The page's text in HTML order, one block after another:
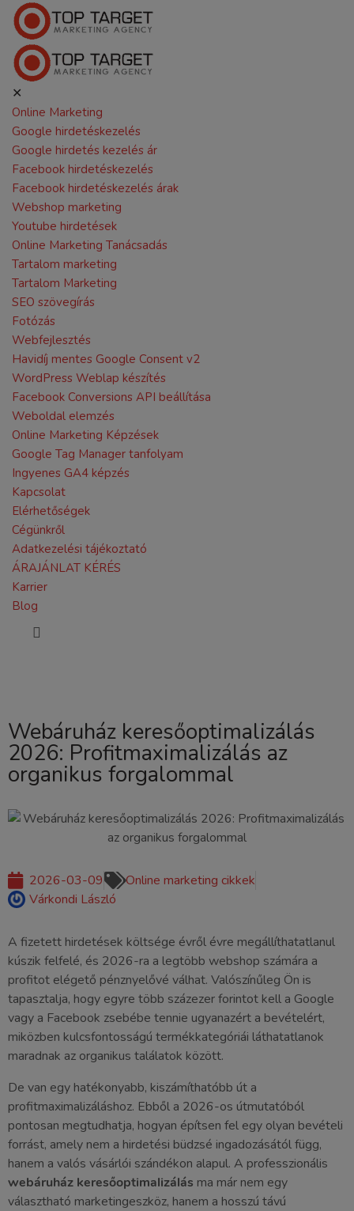
✕
Online Marketing
Google hirdetéskezelés
Google hirdetés kezelés ár
Facebook hirdetéskezelés
Facebook hirdetéskezelés árak
Webshop marketing
Youtube hirdetések
Online Marketing Tanácsadás
Tartalom marketing
Tartalom Marketing
SEO szövegírás
Fotózás
Webfejlesztés
Havidíj mentes Google Consent v2
WordPress Weblap készítés
Facebook Conversions API beállítása
Weboldal elemzés
Online Marketing Képzések
Google Tag Manager tanfolyam
Ingyenes GA4 képzés
Kapcsolat
Elérhetőségek
Cégünkről
Adatkezelési tájékoztató
ÁRAJÁNLAT KÉRÉS
Karrier
Blog
Webáruház keresőoptimalizálás
2026: Profitmaximalizálás az
organikus forgalommal
2026-03-09
Online marketing cikkek
Várkondi László
A fizetett hirdetések költsége évről évre megállíthatatlanul
kúszik felfelé, és 2026-ra a legtöbb webshop számára a
profitot elégető pénznyelővé válhat. Valószínűleg Ön is
tapasztalja, hogy egyre több százezer forintot kell a Google
vagy a Facebook zsebébe tennie ugyanazért a bevételért,
miközben kulcsfontosságú termékkategóriái láthatatlanok
maradnak az organikus találatok között.
De van egy hatékonyabb, kiszámíthatóbb út a
profitmaximalizáláshoz. Ebből a 2026-os útmutatóból
pontosan megtudhatja, hogyan építsen fel egy olyan bevételi
forrást, amely nem a hirdetési büdzsé ingadozásától függ,
hanem a valós vásárlói szándékon alapul. A professzionális
webáruház keresőoptimalizálás ma már nem egy
választható marketingeszköz, hanem a hosszú távú